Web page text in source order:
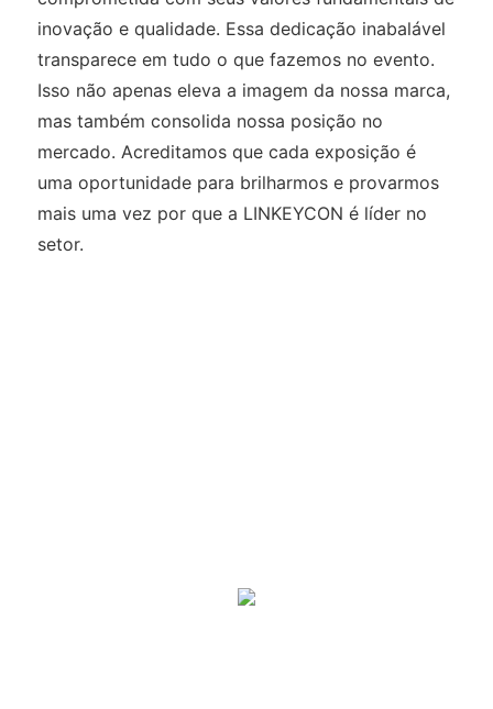
inovação e qualidade. Essa dedicação inabalável
transparece em tudo o que fazemos no evento.
Isso não apenas eleva a imagem da nossa marca,
mas também consolida nossa posição no
mercado. Acreditamos que cada exposição é
uma oportunidade para brilharmos e provarmos
mais uma vez por que a LINKEYCON é líder no
setor.